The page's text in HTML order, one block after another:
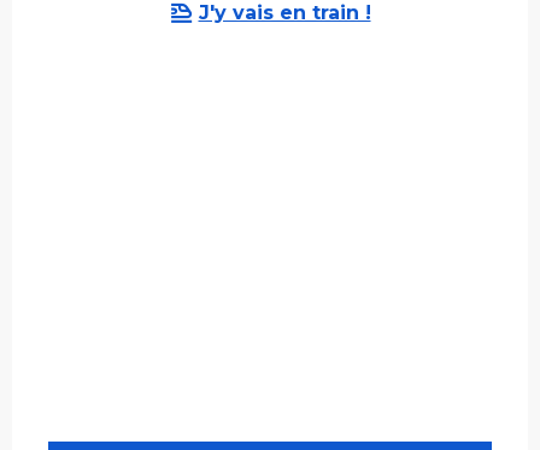
J'y vais en train !